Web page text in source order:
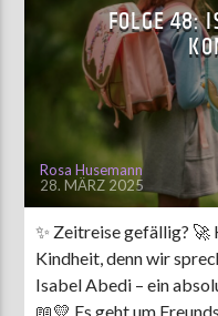
FOLGE 48:
Rosa Husemann
28. MÄRZ 2025
✨ Zeitreise gefällig?
Kindheit, denn wir
Isabel Abedi – ein
📖💛 Es geht um